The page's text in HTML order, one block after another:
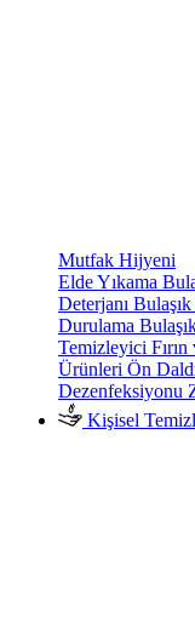
Mutfak Hijyeni
Elde Yıkama
Deterjanı
Durulama
Temizleyici
Ürünleri Ön
Dezenfeksiyonu
Kişisel